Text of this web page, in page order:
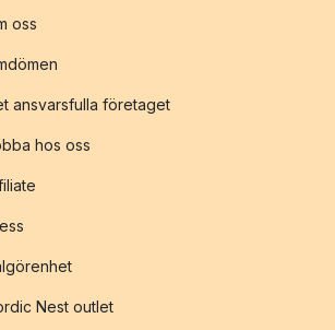
oss
ansvarsfulla företaget
hos oss
Nest outlet